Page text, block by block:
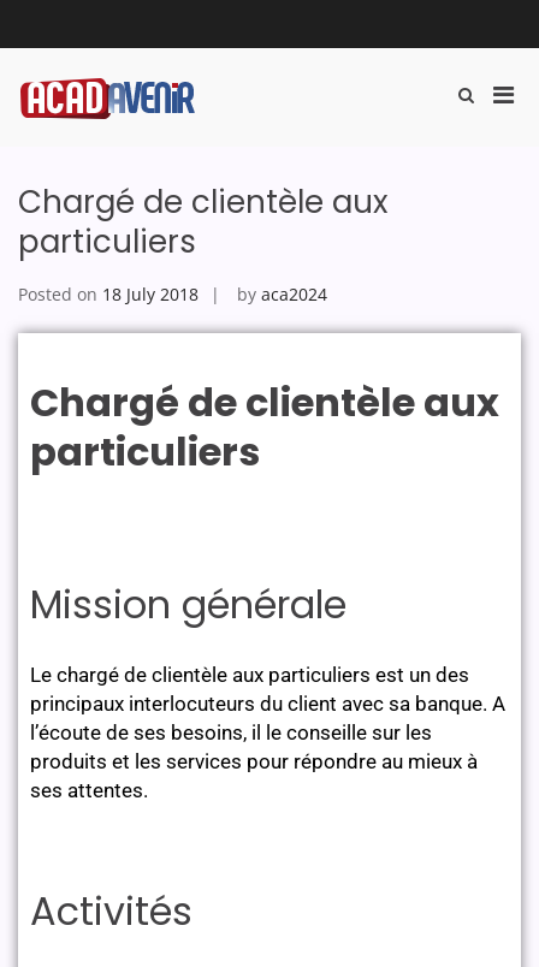
Chargé de clientèle aux
particuliers
Posted on 18 July 2018 by aca2024
Chargé de clientèle aux
particuliers
Mission générale
Le chargé de clientèle aux particuliers est un des
principaux interlocuteurs du client avec sa banque. A
l’écoute de ses besoins, il le conseille sur les
produits et les services pour répondre au mieux à
ses attentes.
Activités